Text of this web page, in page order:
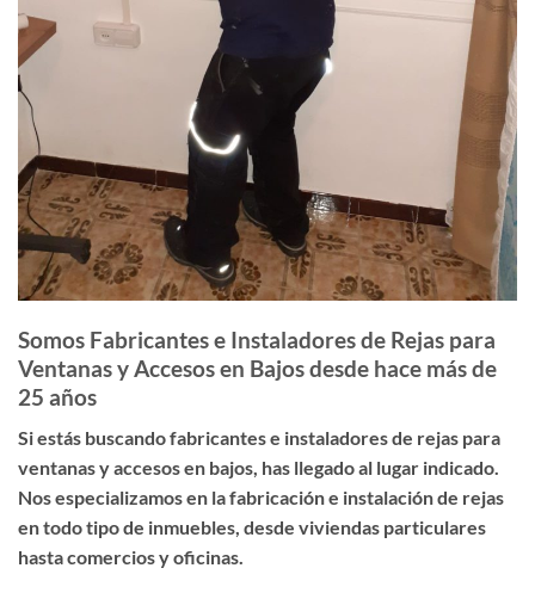
Somos Fabricantes e Instaladores de Rejas para
Ventanas y Accesos en Bajos desde hace más de
25 años
Si estás buscandofabricantes e instaladores de rejas para
ventanas y accesos en bajos, has llegado al lugar indicado.
Nos especializamos en la fabricación e instalación de rejas
en todo tipo de inmuebles, desde viviendas particulares
hasta comercios y oficinas.